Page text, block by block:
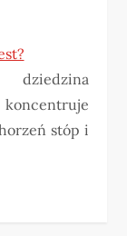
stóp i